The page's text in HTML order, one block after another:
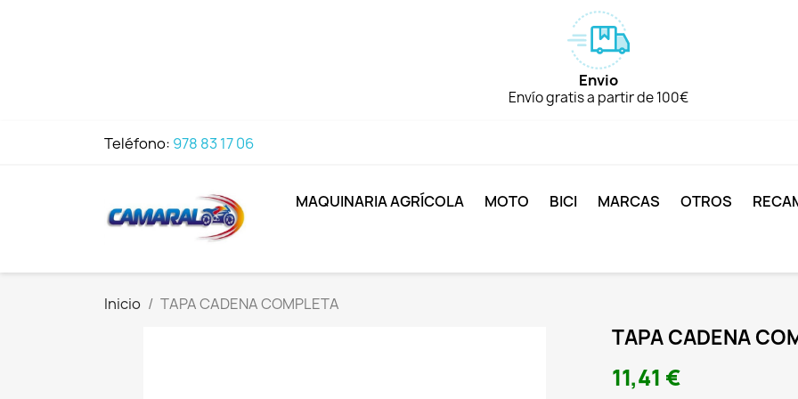
Envio
Envío gratis a partir de 100€
Teléfono: 978 83 17 06
MAQUINARIA AGRÍCOLA MOTO BICI MARCAS OTROS
Inicio TAPA CADENA COMPLETA
TAPA CADENA
11,41 €